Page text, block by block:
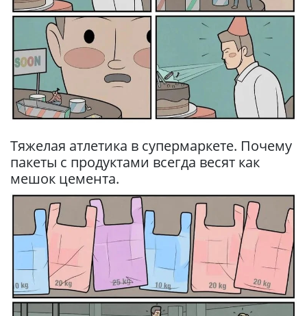
Тяжелая атлетика в супермаркете. Почему
пакеты с продуктами всегда весят как
мешок цемента.